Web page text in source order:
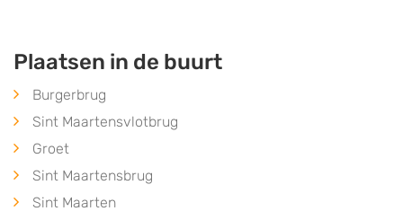
Plaatsen in de buurt
Burgerbrug
Sint Maartensvlotbrug
Groet
Sint Maartensbrug
Sint Maarten